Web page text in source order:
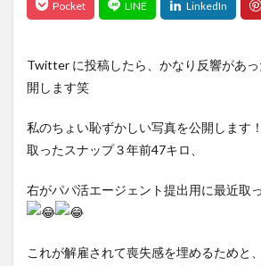
Twitter に投稿したら、かなり反響があ
開します笑
私のちょい恥ずかしい写真を公開します
取ったスナップ３年前47キロ、
右がパパ活エージェント提出用に最近取
これが解雇されて喪失感を埋めるためと